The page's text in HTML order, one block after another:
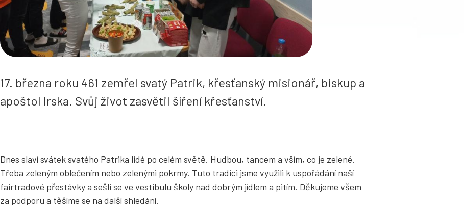
17. března roku 461 zemřel svatý Patrik, křesťanský misionář, biskup a
apoštol Irska. Svůj život zasvětil šíření křesťanství.
Dnes slaví svátek svatého Patrika lidé po celém světě. Hudbou, tancem a vším, co je zelené.
Třeba zeleným oblečením nebo zelenými pokrmy. Tuto tradici jsme využili k uspořádání naší
fairtradové přestávky a sešli se ve vestibulu školy nad dobrým jídlem a pitím. Děkujeme všem
za podporu a těšíme se na další shledání.